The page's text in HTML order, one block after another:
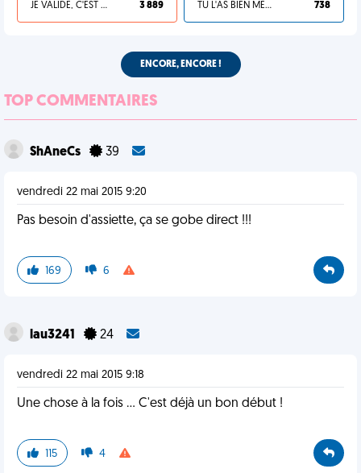
JE VALIDE, C'EST UNE VDM 3 889 TU L'AS BIEN MÉRITÉ 738
ENCORE, ENCORE !
TOP COMMENTAIRES
ShAneCs 39
vendredi 22 mai 2015 9:20
Pas besoin d'assiette, ça se gobe direct !!!
169 6
lau3241 24
vendredi 22 mai 2015 9:18
Une chose à la fois ... C'est déjà un bon début !
115 4